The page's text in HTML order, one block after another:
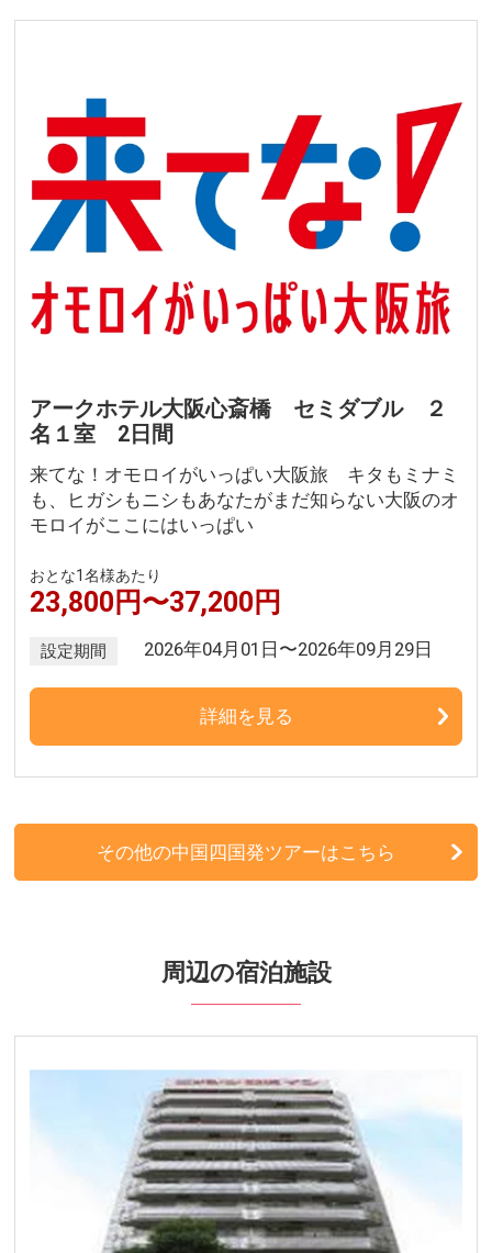
アークホテル大阪心斎橋 セミダブル ２
名１室 2日間
来てな！オモロイがいっぱい大阪旅 キタもミナミ
も、ヒガシもニシもあなたがまだ知らない大阪のオ
モロイがここにはいっぱい
おとな1名様あたり
23,800円〜37,200円
設定期間 2026年04月01日〜2026年09月29日
詳細を見る
その他の中国四国発ツアーはこちら
周辺の宿泊施設